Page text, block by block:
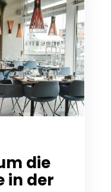
die
in der